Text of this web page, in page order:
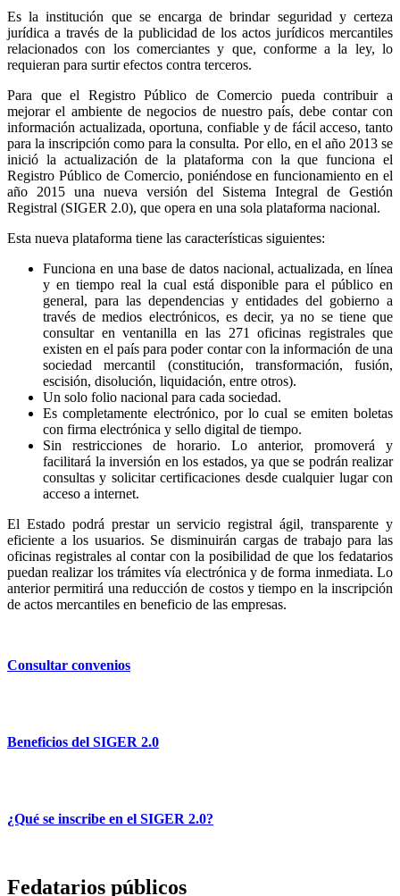
Es la institución que se encarga de brindar seguridad y certeza
jurídica a través de la publicidad de los actos jurídicos mercantiles
relacionados con los comerciantes y que, conforme a la ley, lo
requieran para surtir efectos contra terceros.
Para que el Registro Público de Comercio pueda contribuir a
mejorar el ambiente de negocios de nuestro país, debe contar con
información actualizada, oportuna, confiable y de fácil acceso, tanto
para la inscripción como para la consulta. Por ello, en el año 2013 se
inició la actualización de la plataforma con la que funciona el
Registro Público de Comercio, poniéndose en funcionamiento en el
año 2015 una nueva versión del Sistema Integral de Gestión
Registral (SIGER 2.0), que opera en una sola plataforma nacional.
Esta nueva plataforma tiene las características siguientes:
Funciona en una base de datos nacional, actualizada, en línea
y en tiempo real la cual está disponible para el público en
general, para las dependencias y entidades del gobierno a
través de medios electrónicos, es decir, ya no se tiene que
consultar en ventanilla en las 271 oficinas registrales que
existen en el país para poder contar con la información de una
sociedad mercantil (constitución, transformación, fusión,
escisión, disolución, liquidación, entre otros).
Un solo folio nacional para cada sociedad.
Es completamente electrónico, por lo cual se emiten boletas
con firma electrónica y sello digital de tiempo.
Sin restricciones de horario. Lo anterior, promoverá y
facilitará la inversión en los estados, ya que se podrán realizar
consultas y solicitar certificaciones desde cualquier lugar con
acceso a internet.
El Estado podrá prestar un servicio registral ágil, transparente y
eficiente a los usuarios. Se disminuirán cargas de trabajo para las
oficinas registrales al contar con la posibilidad de que los fedatarios
puedan realizar los trámites vía electrónica y de forma inmediata. Lo
anterior permitirá una reducción de costos y tiempo en la inscripción
de actos mercantiles en beneficio de las empresas.
Consultar convenios
Beneficios del SIGER 2.0
¿Qué se inscribe en el SIGER 2.0?
Fedatarios públicos